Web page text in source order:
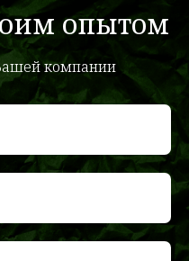
опытом
компании